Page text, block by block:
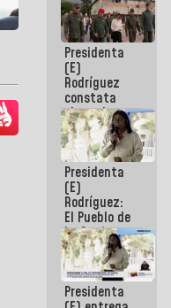
desarrollo
logístico y
turístico
para La
Guaira
Presidenta
(E)
Rodríguez
constata
obras de
rehabilitación
de Escuela
Militar de
Mamo en La
Guaira
Presidenta
(E)
Rodríguez:
El Pueblo de
La Guaira
siempre
estará
acompañada
por el
Presidenta